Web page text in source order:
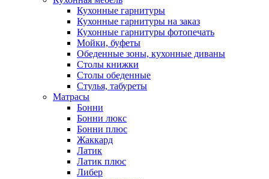
Кухонные гарнитуры
Кухонные гарнитуры на заказ
Кухонные гарнитуры фотопечать
Мойки, буфеты
Обеденные зоны, кухонные диваны
Столы книжки
Столы обеденные
Стулья, табуреты
Матрасы
Бонни
Бонни люкс
Бонни плюс
Жаккард
Латик
Латик плюс
Либер